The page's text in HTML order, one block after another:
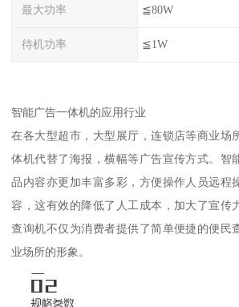
最大功率 ≦80W
待机功率 ≦1W
智能广告一体机的应用行业
在各大型超市，大型展厅，连锁店等商业场
体机代替了海报，横幅等广告宣传方式。智
品内容亦更加丰富多彩，方便操作人员远程
容，这有效的降低了人工成本，加大了宣传
查询机不仅为消费者提供了简单便捷的便民
业场所的形象。